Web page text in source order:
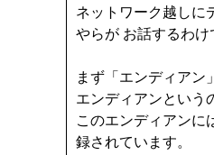
ネットワーク越しに
やらが お話するわ
まず「エンディアン」
エンディアンという
このエンディアンに
録されています。